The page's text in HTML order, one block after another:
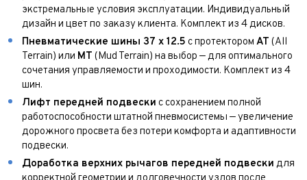
экстремальные условия эксплуатации. Индивидуальный
дизайн и цвет по заказу клиента. Комплект из 4 дисков.
Пневматические шины 37 x 12.5 с протектором AT (All
Terrain) или MT (Mud Terrain) на выбор — для оптимального
сочетания управляемости и проходимости. Комплект из 4
шин.
Лифт передней подвески с сохранением полной
работоспособности штатной пневмосистемы — увеличение
дорожного просвета без потери комфорта и адаптивности
подвески.
Доработка верхних рычагов передней подвески для
Обратная связь
Имя*
Телефон*
Тема сообщения
Выкуп авто
ФИО*
Телефон*
E-mail*
Заявка на оценку
ФИО*
Телефон*